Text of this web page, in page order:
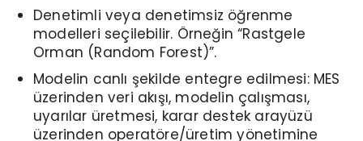
Denetimli veya denetimsiz öğrenme
modelleri seçilebilir. Örneğin “Rastgele
Orman (Random Forest)”.
Modelin canlı şekilde entegre edilmesi: MES
üzerinden veri akışı, modelin çalışması,
uyarılar üretmesi, karar destek arayüzü
üzerinden operatöre/üretim yönetimine